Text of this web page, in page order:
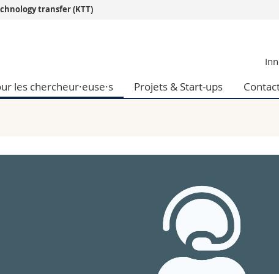
et sociales et management
humaines
Futurs étudiants
Médias
Chercheurs
transfer (KTT)
les chercheur·euse·s Projets & Start-ups